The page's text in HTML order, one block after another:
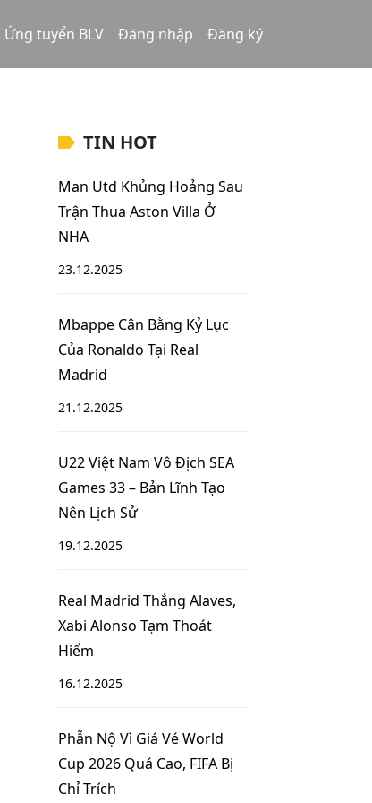
Ứng tuyển BLV Đăng nhập Đăng ký
TIN HOT
Man Utd Khủng Hoảng Sau
Trận Thua Aston Villa Ở
NHA
23.12.2025
Mbappe Cân Bằng Kỷ Lục
Của Ronaldo Tại Real
Madrid
21.12.2025
U22 Việt Nam Vô Địch SEA
Games 33 – Bản Lĩnh Tạo
Nên Lịch Sử
19.12.2025
Real Madrid Thắng Alaves,
Xabi Alonso Tạm Thoát
Hiểm
16.12.2025
Phẫn Nộ Vì Giá Vé World
Cup 2026 Quá Cao, FIFA Bị
Chỉ Trích